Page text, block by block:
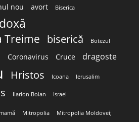
nou avort Biserica
Treime biserică Botezul
Coronavirus Cruce dragoste
Hristos Icoana Ierusalim
Ilarion Boian Israel
mamă Mitropolia Mitropolia Moldovei;